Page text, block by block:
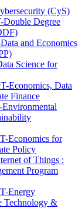
(CyS)
Degree
and Economics
Science for
Economics, Data
Finance
Economics for
Policy
of Things :
Program
Energy
Technology &